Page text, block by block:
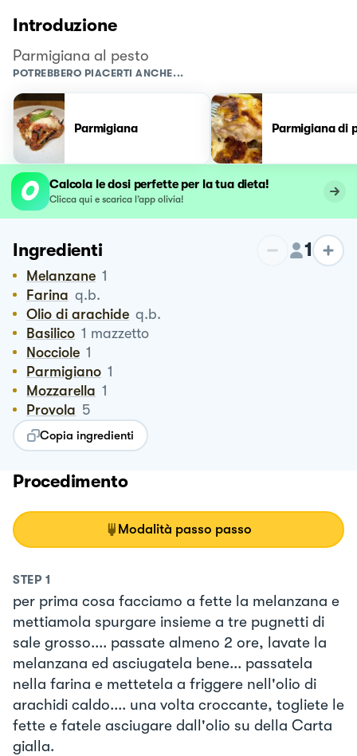
Introduzione
Parmigiana al pesto
POTREBBERO PIACERTI ANCHE...
Parmigiana Parmigiana di
Calcola le dosi perfette per la tua dieta!
Clicca qui e scarica l’app olivia!
Ingredienti 1
Melanzane 1
Farina q.b.
Olio di arachide q.b.
Basilico 1 mazzetto
Nocciole 1
Parmigiano 1
Mozzarella 1
Provola 5
Copia ingredienti
Procedimento
Modalità passo passo
STEP 1
per prima cosa facciamo a fette la melanzana e
mettiamola spurgare insieme a tre pugnetti di
sale grosso.... passate almeno 2 ore, lavate la
melanzana ed asciugatela bene... passatela
nella farina e mettetela a friggere nell'olio di
arachidi caldo.... una volta croccante, togliete le
fette e fatele asciugare dall'olio su della Carta
gialla.